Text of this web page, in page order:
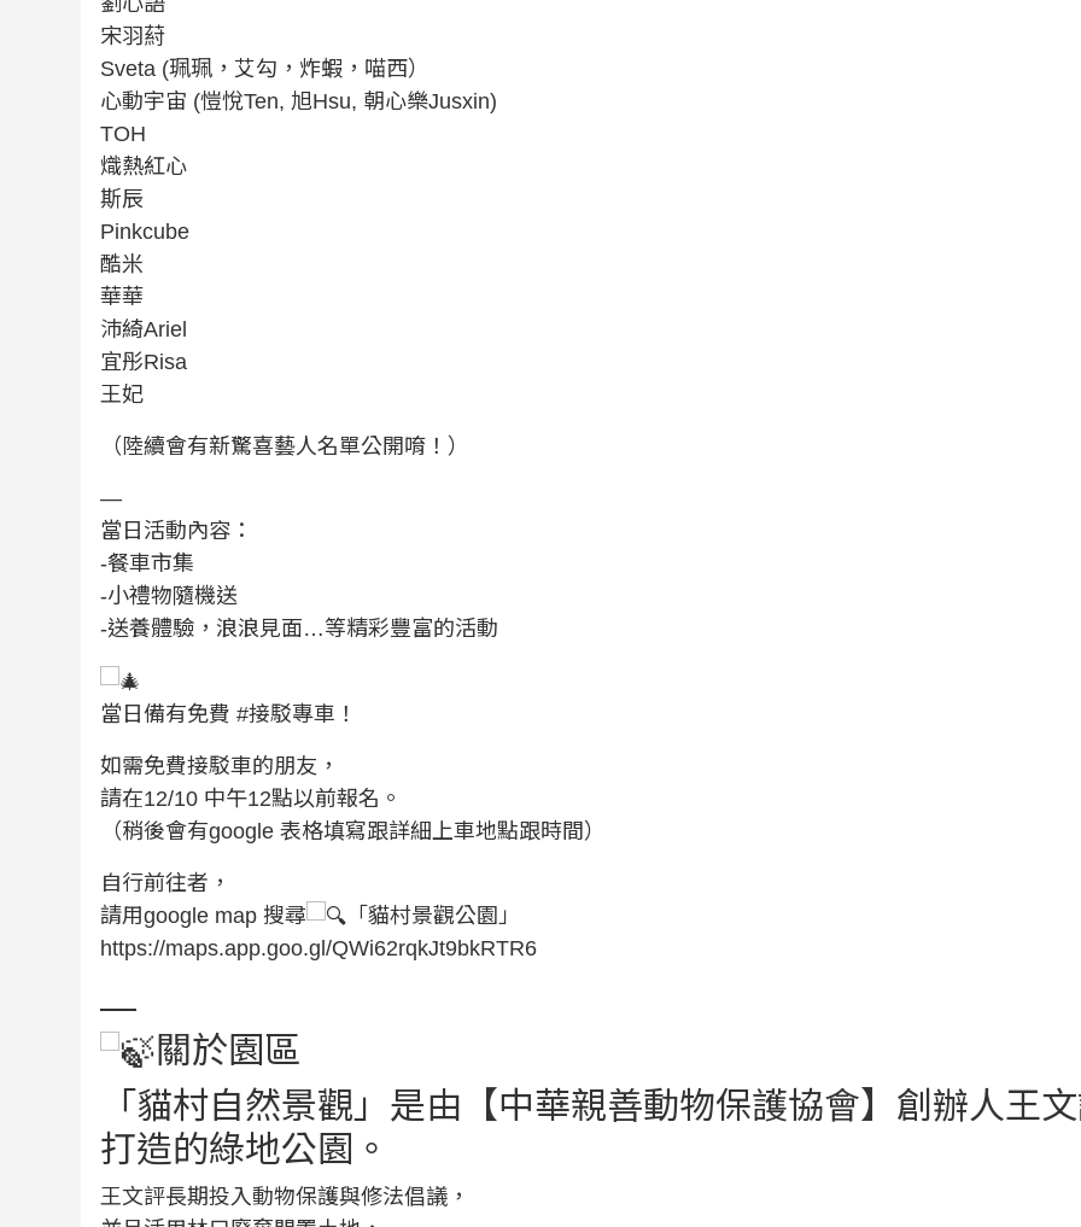
宋羽葤
Sveta (珮珮，艾勾，炸蝦，喵西）
心動宇宙 (愷悅Ten, 旭Hsu, 朝心樂Jusxin)
TOH
熾熱紅心
斯辰
Pinkcube
酷米
華華
沛綺Ariel
宜彤Risa
王妃
（陸續會有新驚喜藝人名單公開唷！）
—
當日活動內容：
-餐車市集
-小禮物隨機送
-送養體驗，浪浪見面…等精彩豐富的活動
當日備有免費 #接駁專車 ！
如需免費接駁車的朋友，
請在12/10 中午12點以前報名。
（稍後會有google 表格填寫跟詳細上車地點跟時間）
自行前往者，
請用google map 搜尋
「貓村景觀公園」
https://maps.app.goo.gl/QWi62rqkJt9bkRTR6
—
關於園區
「貓村自然景觀」是由【中華親善動物保護協會】創辦人王
打造的綠地公園。
王文評長期投入動物保護與修法倡議，